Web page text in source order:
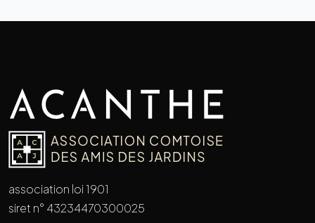
association loi 1901
siret n° 43234470300025